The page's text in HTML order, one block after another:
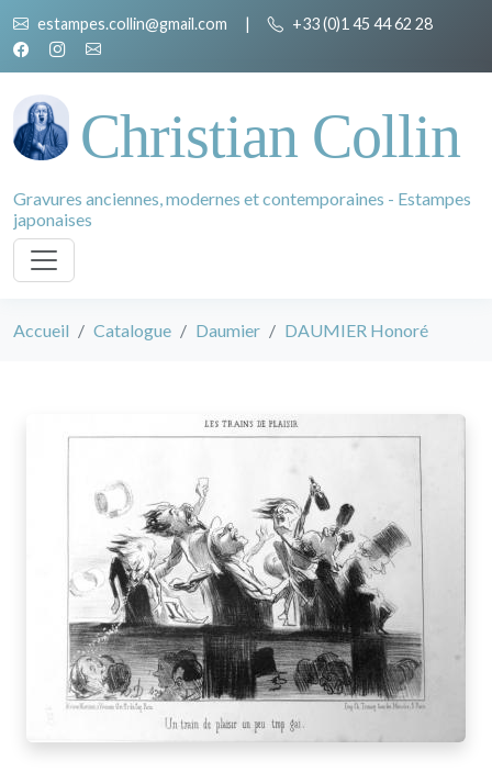
estampes.collin@gmail.com | +33 (0)1 45 44 62 28
Christian Collin
Gravures anciennes, modernes et contemporaines - Estampes
japonaises
Accueil Catalogue Daumier DAUMIER Honoré